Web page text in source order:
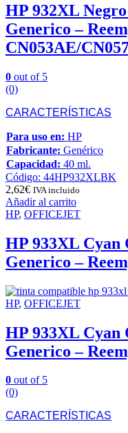
HP 932XL
Generico –
CN053AE/
0 out of 5
(0)
CARACTERÍSTICAS
Para uso en: HP
Fabricante: Genérico
Capacidad: 40 ml.
Código: 44HP932XLBK
2,62€ IVA incluido
Añadir al carrito
HP, OFFICEJET
HP 933XL Cyan
Generico –
HP, OFFICEJET
HP 933XL Cyan
Generico –
0 out of 5
(0)
CARACTERÍSTICAS